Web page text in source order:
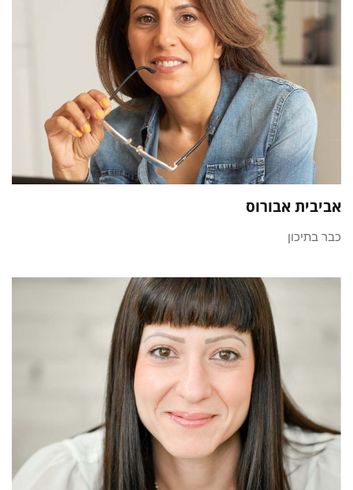
אביבית אבורוס
כבר בתיכון